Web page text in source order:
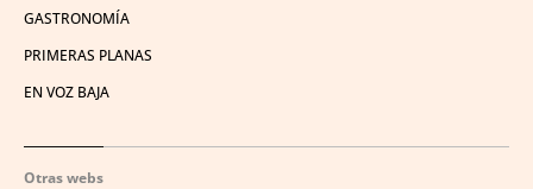
GASTRONOMÍA
PRIMERAS PLANAS
EN VOZ BAJA
Otras webs